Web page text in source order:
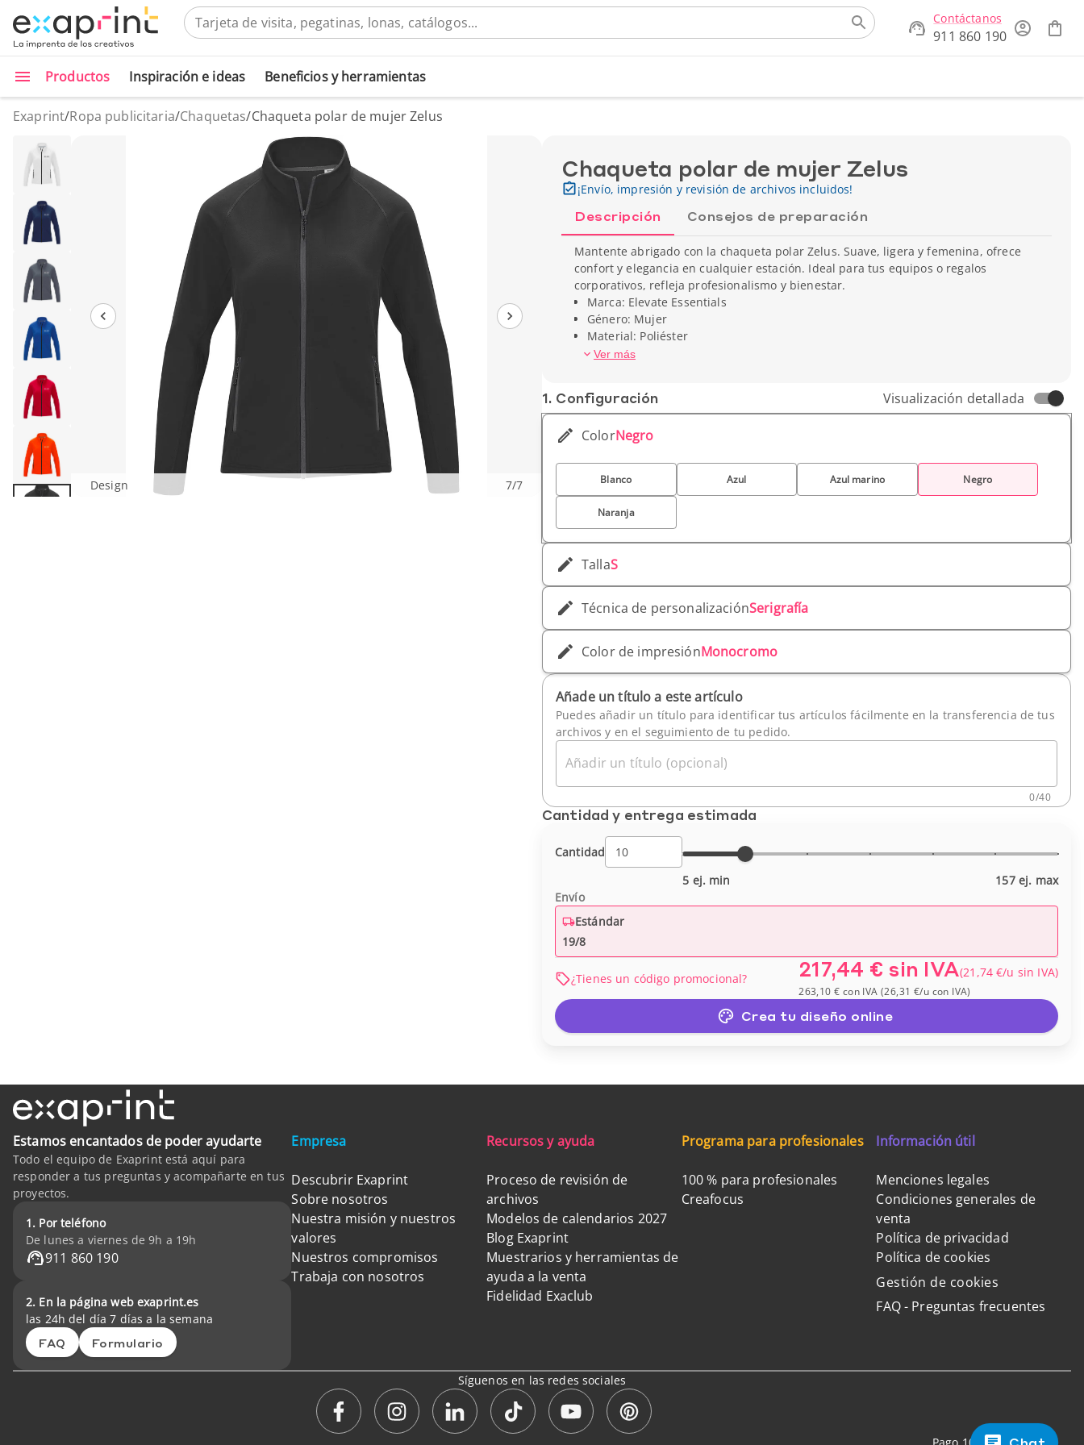
Contáctanos
911 860 190
Productos Inspiración e ideas Beneficios y herramientas
Exaprint/Ropa publicitaria/Chaquetas/Chaqueta polar de mujer Zelus
Design 7/7
Chaqueta polar de mujer Zelus
¡Envío, impresión y revisión de archivos incluidos!
Descripción Consejos de preparación
Mantente abrigado con la chaqueta polar Zelus. Suave, ligera y femenina, ofrece
confort y elegancia en cualquier estación. Ideal para tus equipos o regalos
corporativos, refleja profesionalismo y bienestar.
Marca: Elevate Essentials
Género: Mujer
Material: Poliéster
Peso unitario: 140 gr
Ver más
1. Conf­iguración Visualización detallada
ColorNegro
Blanco Azul Azul marino Negro
Naranja
TallaS
Técnica de personalizaciónSerigrafía
Color de impresiónMonocromo
Añade un título a este artículo
Puedes añadir un título para identificar tus artículos fácilmente en la transferencia de tus
archivos y en el seguimiento de tu pedido.
Añadir un título (opcional)
0/40
Cantidad y entrega estimada
Cantidad
5 ej. min
157 ej. max
Envío
Estándar
19/8
¿Tienes un código promocional? 217,44 € sin IVA(21,74 €/u sin IVA)
263,10 € con IVA (26,31 €/u con IVA)
Crea tu diseño online
Estamos encantados de poder ayudarte
Todo el equipo de Exaprint está aquí para
responder a tus preguntas y acompañarte en tus
proyectos.
1. Por teléfono
De lunes a viernes de 9h a 19h
911 860 190
2. En la página web exaprint.es
las 24h del día 7 días a la semana
FAQ Formulario
Empresa
Descubrir Exaprint
Sobre nosotros
Nuestra misión y nuestros
valores
Nuestros compromisos
Trabaja con nosotros
Recursos y ayuda
Proceso de revisión de
archivos
Modelos de calendarios 2027
Blog Exaprint
Muestrarios y herramientas de
ayuda a la venta
Fidelidad Exaclub
Programa para profesionales
100 % para profesionales
Creafocus
Información útil
Menciones legales
Condiciones generales de
venta
Política de privacidad
Política de cookies
Gestión de cookies
FAQ - Preguntas frecuentes
Síguenos en las redes sociales